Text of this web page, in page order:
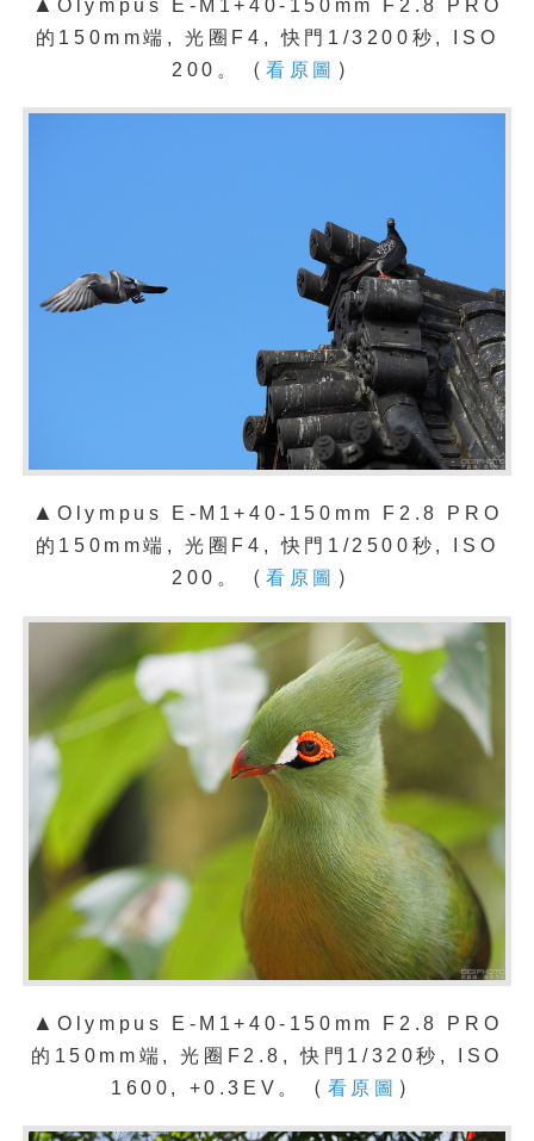
Olympus E-M1+40-150mm F2.8 PRO
的150mm端, 光圈F4, 快門1/3200秒, ISO
200。
（看原圖 ）
▲Olympus E-M1+40-150mm F2.8 PRO
的150mm端, 光圈F4, 快門1/2500秒, ISO
200。
（看原圖 ）
▲Olympus E-M1+40-150mm F2.8 PRO
的150mm端, 光圈F2.8, 快門1/320秒, ISO
1600, +0.3EV。
（ 看原圖 ）